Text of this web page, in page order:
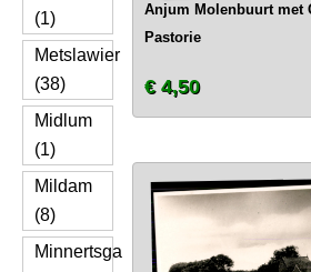
(1)
Metslawier
(38)
Midlum
(1)
Mildam
(8)
Minnertsga
Anjum Molenbuurt met
Pastorie
€ 4,50